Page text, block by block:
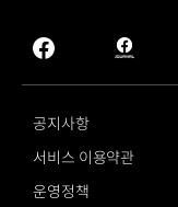
facebook
hmg
journal
공지사항
서비스 이용약관
운영정책